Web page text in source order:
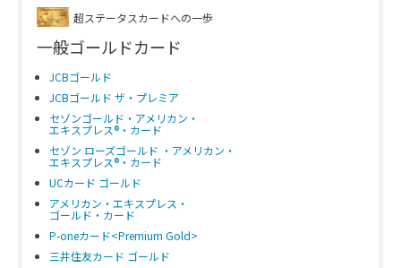
超ステータスカードへの一歩
一般ゴールドカード
JCBゴールド
JCBゴールド ザ・プレミア
セゾンゴールド・アメリカン・
エキスプレス®・カード
セゾン ローズゴールド ・アメリカン・
エキスプレス®・カード
UCカード ゴールド
アメリカン・エキスプレス・
ゴールド・カード
P-oneカード<Premium Gold>
三井住友カード ゴールド